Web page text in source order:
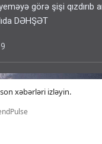
xəbərləri izləyin.
görə şişi qızdırıb
DƏHŞƏT